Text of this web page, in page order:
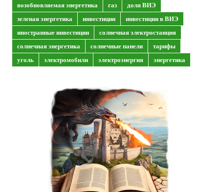
возобновляемая энергетика
газ
доля ВИЭ
зеленая энергетика
инвестиции
инвестиции в ВИЭ
иностранные инвестиции
солнечная электростанция
солнечная энергетика
солнечные панели
тарифы
уголь
электромобили электроэнергия энергетика